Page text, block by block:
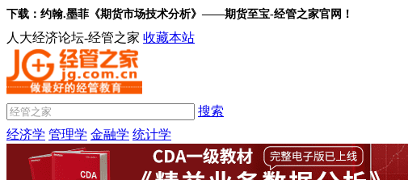
下载：约翰.墨菲《期货市场技术分析》——期货至宝-经管之家官网！
人大经济论坛-经管之家 收藏本站
搜索
经济学 管理学 金融学 统计学